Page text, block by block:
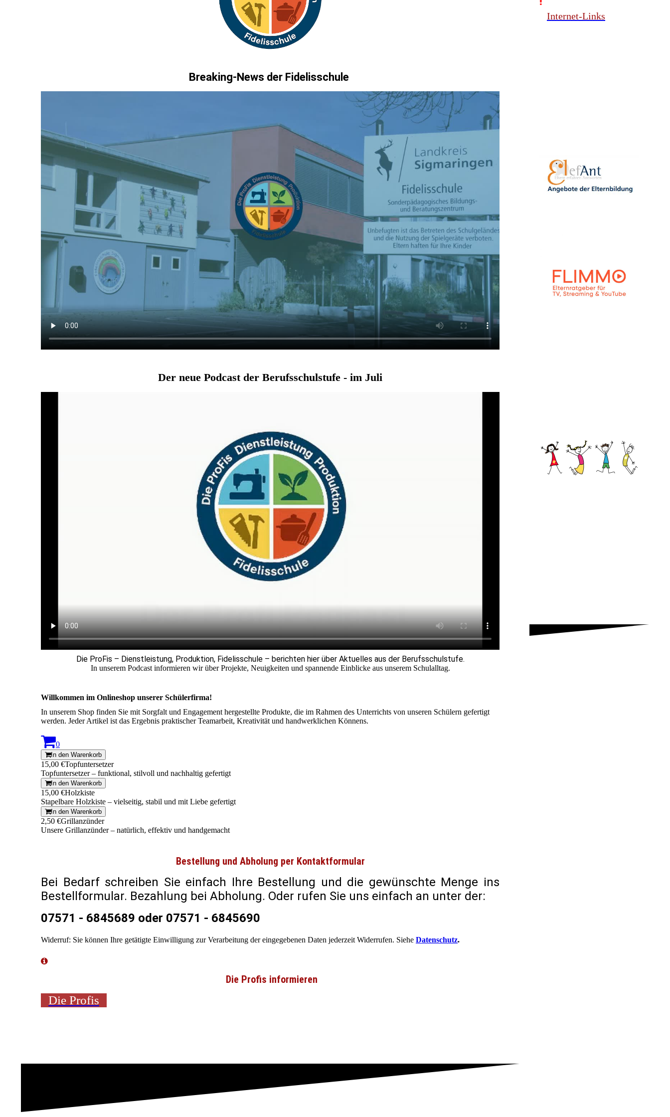
Breaking-News der Fidelisschule
Der neue Podcast der Berufsschulstufe - im Juli
Die ProFis – Dienstleistung, Produktion, Fidelisschule – berichten hier über Aktuelles aus der Berufsschulstufe.
In unserem Podcast informieren wir über Projekte, Neuigkeiten und spannende Einblicke aus unserem Schulalltag.
Willkommen im Onlineshop unserer Schülerfirma!
In unserem Shop finden Sie mit Sorgfalt und Engagement hergestellte Produkte, die im Rahmen des Unterrichts von unseren Schülern gefertigt
werden. Jeder Artikel ist das Ergebnis praktischer Teamarbeit, Kreativität und handwerklichen Könnens.
0
In den Warenkorb
15,00 €Topfuntersetzer
Topfuntersetzer – funktional, stilvoll und nachhaltig gefertigt
In den Warenkorb
15,00 €Holzkiste
Stapelbare Holzkiste – vielseitig, stabil und mit Liebe gefertigt
In den Warenkorb
2,50 €Grillanzünder
Unsere Grillanzünder – natürlich, effektiv und handgemacht
Bestellung und Abholung per Kontaktformular
Bei Bedarf schreiben Sie einfach Ihre Bestellung und die gewünschte Menge ins
Bestellformular. Bezahlung bei Abholung. Oder rufen Sie uns einfach an unter der:
07571 - 6845689 oder 07571 - 6845690
Widerruf: Sie können Ihre getätigte Einwilligung zur Verarbeitung der eingegebenen Daten jederzeit Widerrufen. Siehe Datenschutz.
Die Profis informieren
Die Profis
Internet-Links